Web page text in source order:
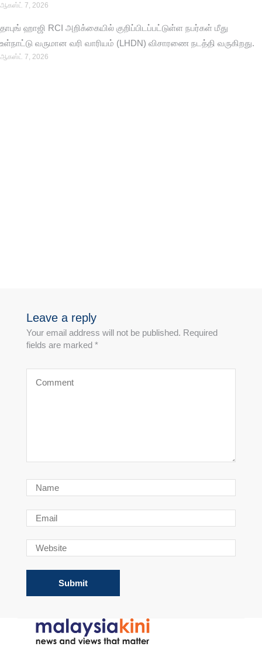
ஆகஸ்ட் 7, 2026
தாபுங் ஹாஜி RCI அறிக்கையில் குறிப்பிடப்பட்டுள்ள நபர்கள் மீது
உள்நாட்டு வருமான வரி வாரியம் (LHDN) விசாரணை நடத்தி வருகிறது.
ஆகஸ்ட் 7, 2026
Leave a reply
Your email address will not be published. Required
fields are marked *